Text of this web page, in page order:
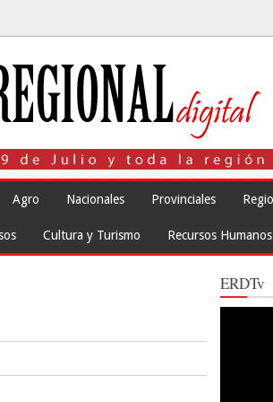
Agro Nacionales Provinciales
Cultura y Turismo Recursos Humanos
ERDTv